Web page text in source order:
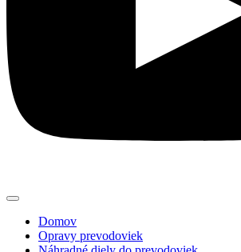
Domov
Opravy prevodoviek